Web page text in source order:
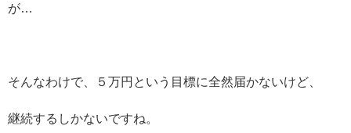
が…
そんなわけで、５万円という目標に全然届かないけど、
継続するしかないですね。